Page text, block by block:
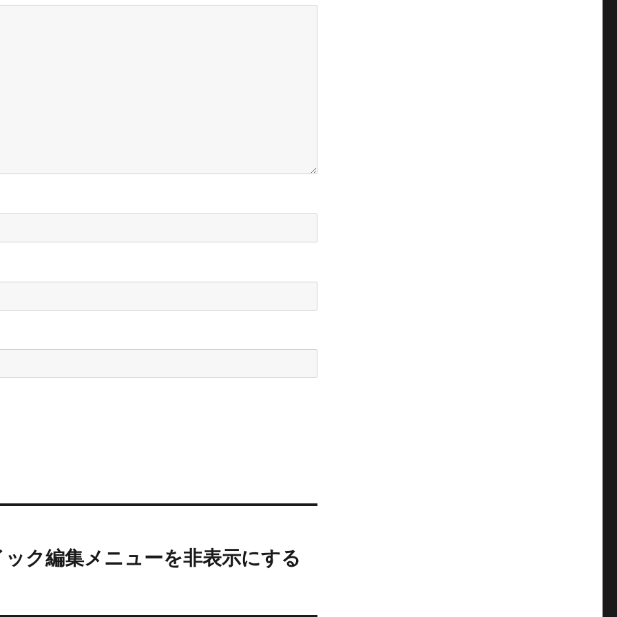
ク編集メニューを非表示にする